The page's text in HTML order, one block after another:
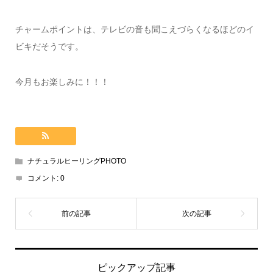
チャームポイントは、テレビの音も聞こえづらくなるほどのイ
ビキだそうです。
今月もお楽しみに！！！
ナチュラルヒーリングPHOTO
コメント: 0
ピックアップ記事